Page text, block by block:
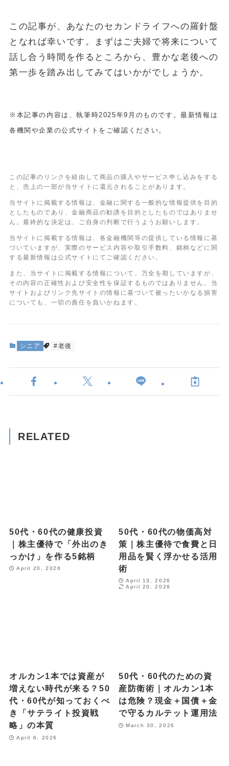
この記事が、あなたのセカンドライフへの羅針盤
となれば幸いです。まずはご夫婦で将来について
話し合う時間を作るところから、豊かな老後への
第一歩を踏み出してみてはいかがでしょうか。
※本記事の内容は、執筆時2025年9月のものです。最新情報は
各機関や企業の公式サイトをご確認ください。
この記事のリンクを経由して商品の購入やサービス申し込みをする
と、売上の一部が当サイトに還元されることがあります。
当サイトに掲載する情報は、金融に関する一般的な情報提供を目的
としたものであり、金融商品の勧誘を目的としたものではありませ
ん。最終的な決定は、ご自身の判断で行うようお願いします。
当サイトに掲載する情報は、各金融機関等の提供している情報に基
づいていますが、実際のサービス内容や取引手数料、銘柄などに関
する最新情報は公式サイトにてご確認ください。
また、当サイトに掲載する情報について、万全を期していますが、
その内容の正確性および安全性を保証するものではありません。当
サイトおよびリンク先サイトの情報に基づいて被ったいかなる損害
についても、一切の責任を負いかねます。
シニア #老後
RELATED
50代・60代の健康投資
｜株主優待で「外出のき
っかけ」を作る5銘柄
April 20, 2026
50代・60代の物価高対
策｜株主優待で食費と日
用品を賢く浮かせる活用
術
April 13, 2026
April 20, 2026
オルカン1本では資産が
増えない時代が来る？50
代・60代が知っておくべ
き「サテライト投資戦
略」の本質
April 6, 2026
50代・60代のための資
産防衛術｜オルカン1本
は危険？現金＋国債＋金
で守るカルテット運用法
March 30, 2026